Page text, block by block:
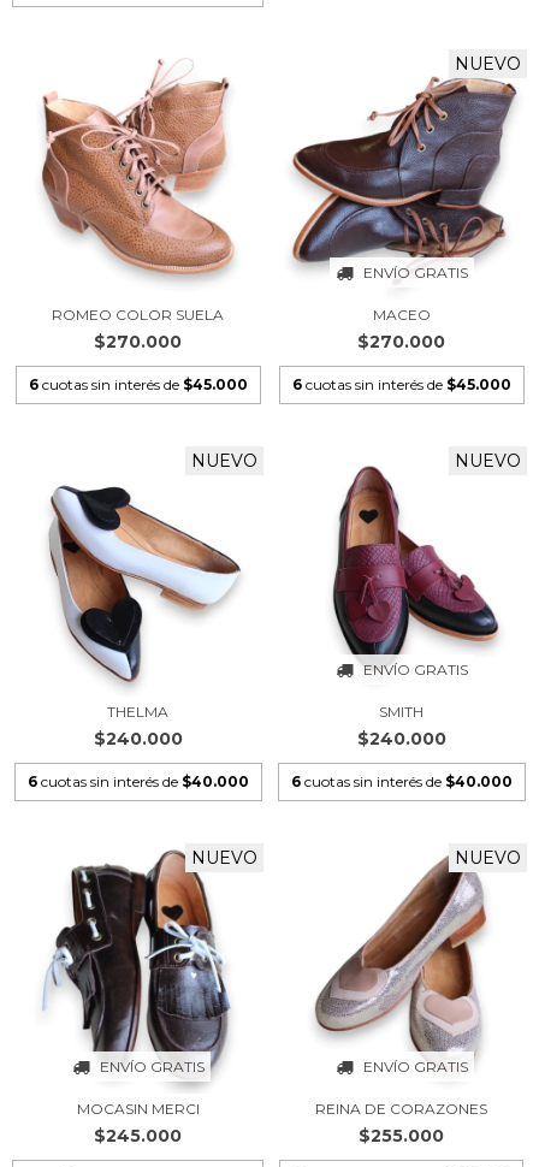
ROMEO COLOR SUELA
$270.000
6 cuotas sin interés de $45.000
ENVÍO GRATIS
NUEVO
MACEO
$270.000
6 cuotas sin interés de $45.000
NUEVO
THELMA
$240.000
6 cuotas sin interés de $40.000
ENVÍO GRATIS
NUEVO
SMITH
$240.000
6 cuotas sin interés de $40.000
ENVÍO GRATIS
NUEVO
MOCASIN MERCI
$245.000
ENVÍO GRATIS
NUEVO
REINA DE CORAZONES
$255.000